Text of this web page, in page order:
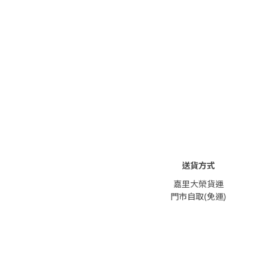
送貨方式
嘉里大榮貨運
門市自取(免運)